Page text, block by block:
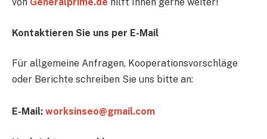
Kontaktieren Sie uns per E-Mail
Für allgemeine Anfragen, Kooperationsvorschläge
oder Berichte schreiben Sie uns bitte an:
E-Mail: worksinseo@gmail.com